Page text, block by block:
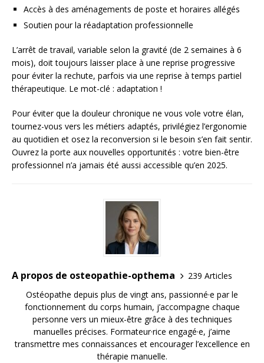
Accès à des aménagements de poste et horaires allégés
Soutien pour la réadaptation professionnelle
L’arrêt de travail, variable selon la gravité (de 2 semaines à 6
mois), doit toujours laisser place à une reprise progressive
pour éviter la rechute, parfois via une reprise à temps partiel
thérapeutique. Le mot-clé : adaptation !
Pour éviter que la douleur chronique ne vous vole votre élan,
tournez-vous vers les métiers adaptés, privilégiez l’ergonomie
au quotidien et osez la reconversion si le besoin s’en fait sentir.
Ouvrez la porte aux nouvelles opportunités : votre bien-être
professionnel n’a jamais été aussi accessible qu’en 2025.
A propos de osteopathie-opthema
239 Articles
Ostéopathe depuis plus de vingt ans, passionné·e par le
fonctionnement du corps humain, j’accompagne chaque
personne vers un mieux-être grâce à des techniques
manuelles précises. Formateur·rice engagé·e, j’aime
transmettre mes connaissances et encourager l’excellence en
thérapie manuelle.